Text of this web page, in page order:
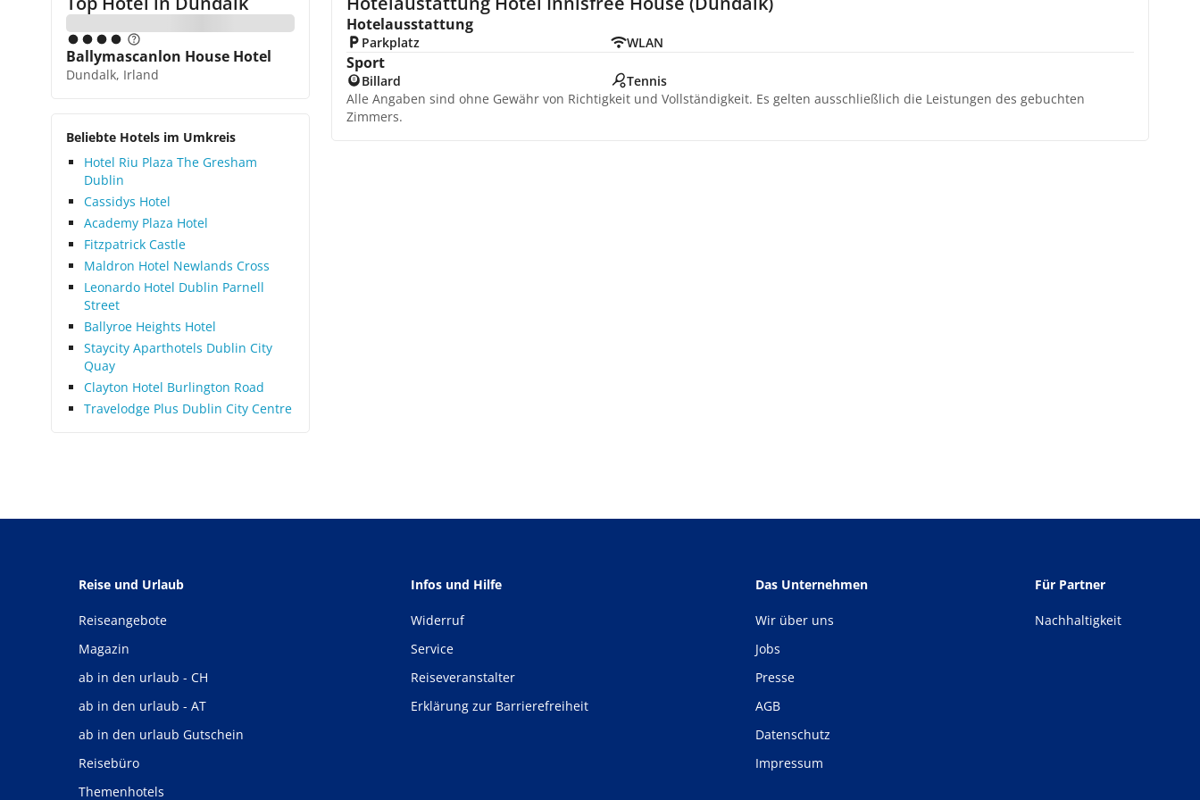
Ballymascanlon House Hotel
Dundalk, Irland
Beliebte Hotels im Umkreis
Hotel Riu Plaza The Gresham
Dublin
Cassidys Hotel
Academy Plaza Hotel
Fitzpatrick Castle
Maldron Hotel Newlands Cross
Leonardo Hotel Dublin Parnell
Street
Ballyroe Heights Hotel
Staycity Aparthotels Dublin City
Quay
Clayton Hotel Burlington Road
Travelodge Plus Dublin City Centre
Hotelausstattung
Parkplatz WLAN
Sport
Billard
Tennis
Alle Angaben sind ohne Gewähr von Richtigkeit und Vollständigkeit. Es gelten ausschließlich die Leistungen des gebuchten
Zimmers.
Reise und Urlaub
Reiseangebote
Magazin
ab in den urlaub - CH
ab in den urlaub - AT
ab in den urlaub Gutschein
Reisebüro
Themenhotels
Infos und Hilfe
Widerruf
Service
Reiseveranstalter
Erklärung zur Barrierefreiheit
Das Unternehmen
Wir über uns
Jobs
Presse
AGB
Datenschutz
Impressum
Für Partner
Nachhaltigkeit